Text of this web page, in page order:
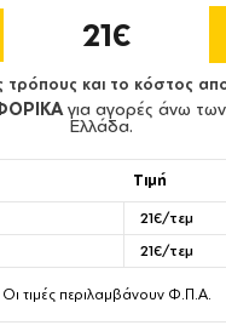
21€
τρόπους και το κόστος
για αγορές άνω
Ελλάδα.
Τιμή
21€/τεμ
21€/τεμ
Οι τιμές περιλαμβάνουν Φ.Π.Α.